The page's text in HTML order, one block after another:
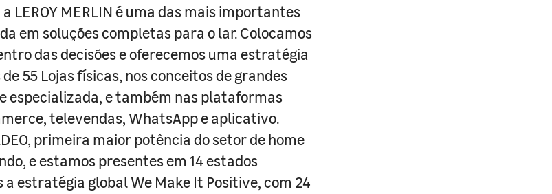
LEROY MERLIN é uma das mais importantes
em soluções completas para o lar. Colocamos
das decisões e oferecemos uma estratégia
55 Lojas físicas, nos conceitos de grandes
especializada, e também nas plataformas
televendas, WhatsApp e aplicativo.
primeira maior potência do setor de home
e estamos presentes em 14 estados
a estratégia global We Make It Positive, com 24